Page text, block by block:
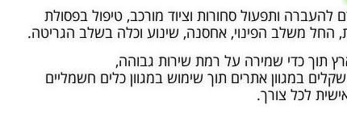
משנת 2014 בניהול מערך לוגיסטי מתקדם להעברה ותפעול סחורות וציוד מורכב, טיפול בפסולת
משלב הפינוי, אחסנה, שינוע וכלה בשלב הגריטה.
תוך כדי שמירה על רמת שירות גבוהה,
במגוון אתרים תוך שימוש במגוון כלים חשמליים
לכל צורך.